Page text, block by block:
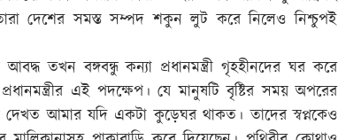
দেশের সমস্ত সম্পদ শকুন লুট করে নিলেও নিশ্চুপই
তখন বঙ্গবন্ধু কন্যা প্রধানমন্ত্রী গৃহহীনদের ঘর করে
এই পদক্ষেপ। যে মানুষটি বৃষ্টির সময় অপরের
দেখত আমার যদি একটা কুড়েঘর থাকত। তাদের স্বপ্নকেও